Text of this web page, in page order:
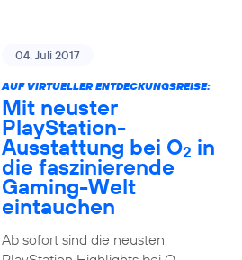
04. Juli 2017
AUF VIRTUELLER ENTDECKUNGSREISE:
Mit neuster
PlayStation-
Ausstattung bei O2 in
die faszinierende
Gaming-Welt
eintauchen
Ab sofort sind die neusten